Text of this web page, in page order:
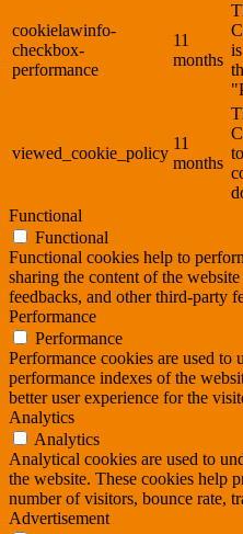
cookielawinfo-
checkbox-
performance
11
months
viewed_cookie_policy
11
months
Functional
Functional
Functional cookies help to
sharing the content of the
feedbacks, and other third-party
Performance
Performance
Performance cookies are used to
performance indexes of the
better user experience for the
Analytics
Analytics
Analytical cookies are used to
the website. These cookies help
number of visitors, bounce rate,
Advertisement